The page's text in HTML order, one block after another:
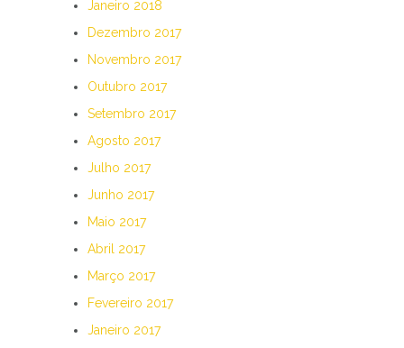
Janeiro 2018
Dezembro 2017
Novembro 2017
Outubro 2017
Setembro 2017
Agosto 2017
Julho 2017
Junho 2017
Maio 2017
Abril 2017
Março 2017
Fevereiro 2017
Janeiro 2017